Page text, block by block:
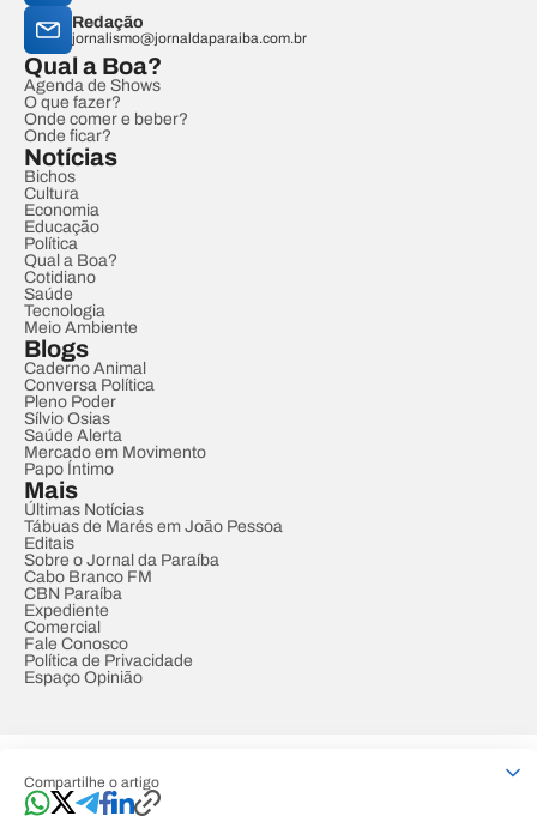
Compartilhe o artigo
Redação
jornalismo@jornaldaparaiba.com.br
Qual a Boa?
Agenda de Shows
O que fazer?
Onde comer e beber?
Onde ficar?
Notícias
Bichos
Cultura
Economia
Educação
Política
Qual a Boa?
Cotidiano
Saúde
Tecnologia
Meio Ambiente
Blogs
Caderno Animal
Conversa Política
Pleno Poder
Sílvio Osias
Saúde Alerta
Mercado em Movimento
Papo Íntimo
Mais
Últimas Notícias
Tábuas de Marés em João Pessoa
Editais
Sobre o Jornal da Paraíba
Cabo Branco FM
CBN Paraíba
Expediente
Comercial
Fale Conosco
Política de Privacidade
Espaço Opinião
Developed by Designed by